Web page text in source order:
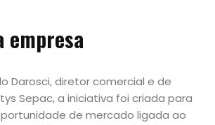
empresa
Darosci, diretor comercial e de
Sepac, a iniciativa foi criada para
de mercado ligada ao